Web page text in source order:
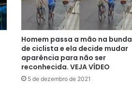
Homem passa a mão na bunda
de ciclista e ela decide mudar
aparência para não ser
reconhecida. VEJA VÍDEO
5 de dezembro de 2021